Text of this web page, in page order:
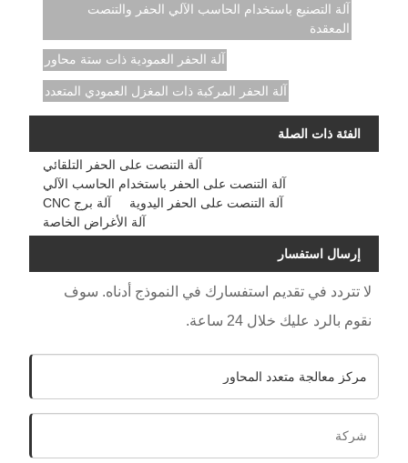
آلة التصنيع باستخدام الحاسب الآلي الحفر والتنصت
المعقدة
آلة الحفر العمودية ذات ستة محاور
آلة الحفر المركبة ذات المغزل العمودي المتعدد
الفئة ذات الصلة
آلة التنصت على الحفر التلقائي
آلة التنصت على الحفر باستخدام الحاسب الآلي
آلة برج CNC
آلة التنصت على الحفر اليدوية
آلة الأغراض الخاصة
إرسال استفسار
لا تتردد في تقديم استفسارك في النموذج أدناه. سوف
نقوم بالرد عليك خلال 24 ساعة.